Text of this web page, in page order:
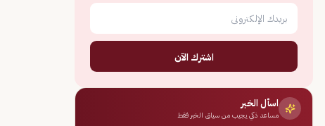
اشترك الآن
اسأل الخبر
مساعد ذكي يجيب من سياق الخبر فقط